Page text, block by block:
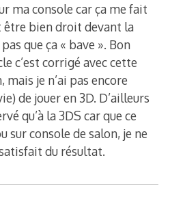
ma console car ça me fait
être bien droit devant la
que ça « bave ». Bon
c’est corrigé avec cette
mais je n’ai pas encore
de jouer en 3D. D’ailleurs
qu’à la 3DS car que ce
sur console de salon, je ne
du résultat.